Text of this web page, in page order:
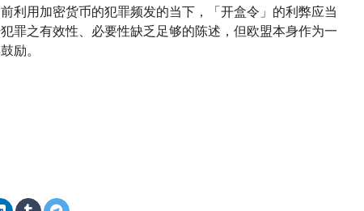
利用加密货币的犯罪频发的当下，「开盒令」的利弊应当
罪之有效性、必要性缺乏足够的陈述，但欧盟本身作为一
励。